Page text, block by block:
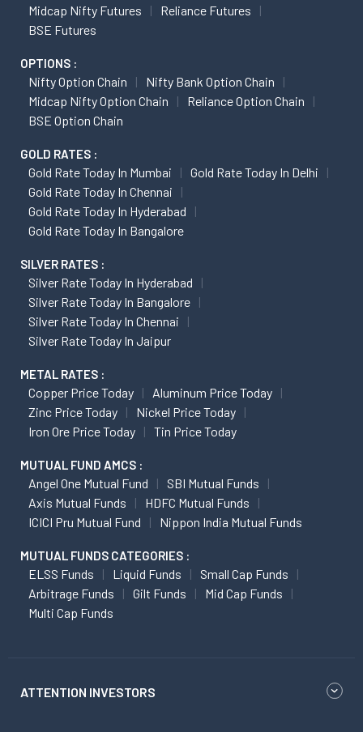
Midcap Nifty Futures
Reliance Futures
BSE Futures
OPTIONS :
Nifty Option Chain
Nifty Bank Option Chain
Midcap Nifty Option Chain
Reliance Option Chain
BSE Option Chain
GOLD RATES :
Gold Rate Today In Mumbai
Gold Rate Today In Delhi
Gold Rate Today In Chennai
Gold Rate Today In Hyderabad
Gold Rate Today In Bangalore
SILVER RATES :
Silver Rate Today In Hyderabad
Silver Rate Today In Bangalore
Silver Rate Today In Chennai
Silver Rate Today In Jaipur
METAL RATES :
Copper Price Today
Aluminum Price Today
Zinc Price Today
Nickel Price Today
Iron Ore Price Today
Tin Price Today
MUTUAL FUND AMCS :
Angel One Mutual Fund
SBI Mutual Funds
Axis Mutual Funds
HDFC Mutual Funds
ICICI Pru Mutual Fund
Nippon India Mutual Funds
MUTUAL FUNDS CATEGORIES :
ELSS Funds Liquid Funds
Small Cap Funds
Arbitrage Funds
Gilt Funds
Mid Cap Funds
Multi Cap Funds
ATTENTION INVESTORS